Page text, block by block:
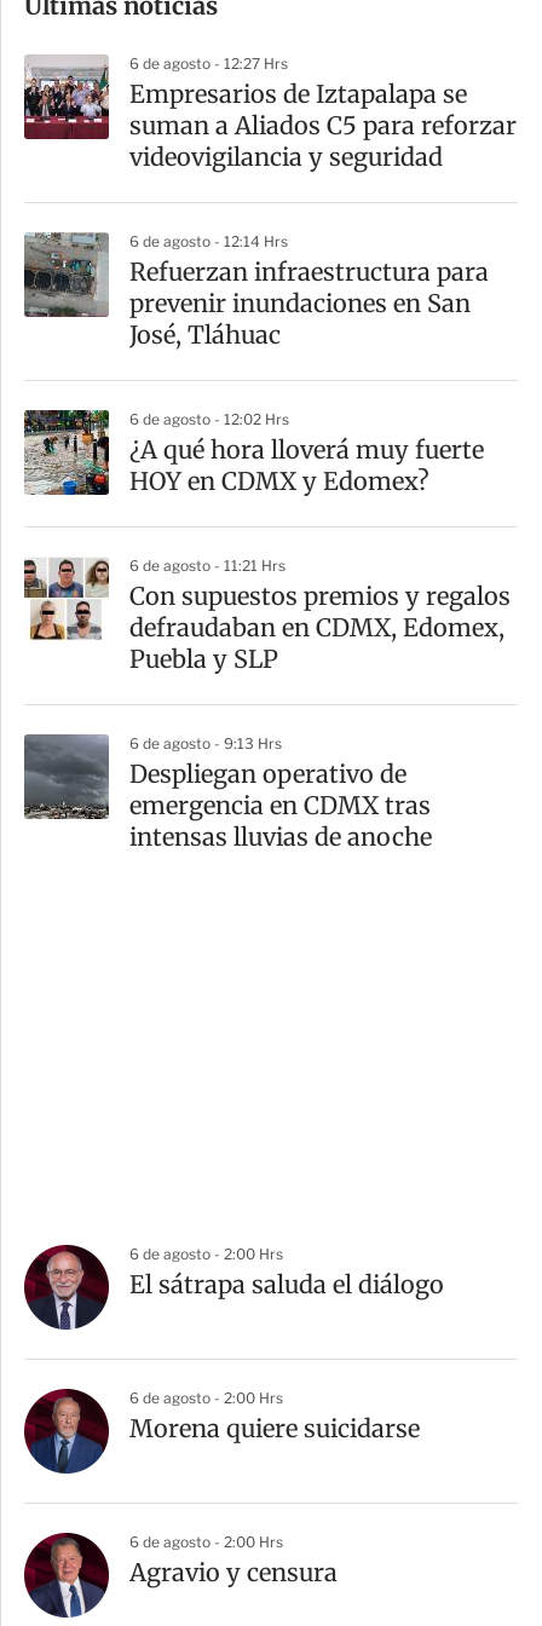
m
a
r
t
6 de agosto - 12:27 Hrs
Empresarios de Iztapalapa se
suman a Aliados C5 para reforzar
videovigilancia y seguridad
6 de agosto - 12:14 Hrs
Refuerzan infraestructura para
prevenir inundaciones en San
José, Tláhuac
6 de agosto - 12:02 Hrs
¿A qué hora lloverá muy fuerte
HOY en CDMX y Edomex?
6 de agosto - 11:21 Hrs
Con supuestos premios y regalos
defraudaban en CDMX, Edomex,
Puebla y SLP
6 de agosto - 9:13 Hrs
Despliegan operativo de
emergencia en CDMX tras
intensas lluvias de anoche
6 de agosto - 2:00 Hrs
El sátrapa saluda el diálogo
6 de agosto - 2:00 Hrs
Morena quiere suicidarse
6 de agosto - 2:00 Hrs
Agravio y censura